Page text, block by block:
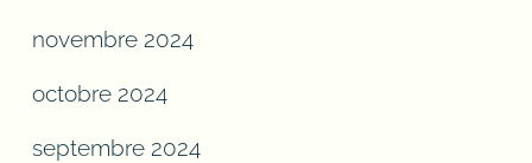
novembre 2024
octobre 2024
septembre 2024